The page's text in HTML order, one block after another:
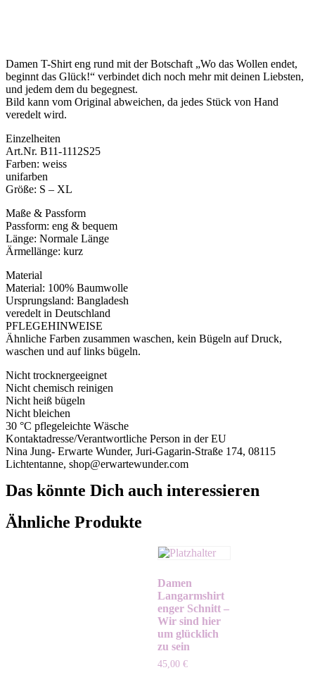
Damen T-Shirt eng rund mit der Botschaft „Wo das Wollen endet,
beginnt das Glück!“ verbindet dich noch mehr mit deinen Liebsten,
und jedem dem du begegnest.
Bild kann vom Original abweichen, da jedes Stück von Hand
veredelt wird.
Einzelheiten
Art.Nr. B11-1112S25
Farben: weiss
unifarben
Größe: S – XL
Maße & Passform
Passform: eng & bequem
Länge: Normale Länge
Ärmellänge: kurz
Material
Material: 100% Baumwolle
Ursprungsland: Bangladesh
veredelt in Deutschland
PFLEGEHINWEISE
Ähnliche Farben zusammen waschen, kein Bügeln auf Druck,
waschen und auf links bügeln.
Nicht trocknergeeignet
Nicht chemisch reinigen
Nicht heiß bügeln
Nicht bleichen
30 °C pflegeleichte Wäsche
Kontaktadresse/Verantwortliche Person in der EU
Nina Jung- Erwarte Wunder, Juri-Gagarin-Straße 174, 08115
Lichtentanne, shop@erwartewunder.com
Das könnte Dich auch interessieren
Ähnliche Produkte
Damen
Langarmshirt
enger Schnitt –
Wir sind hier
um glücklich
zu sein
45,00 €